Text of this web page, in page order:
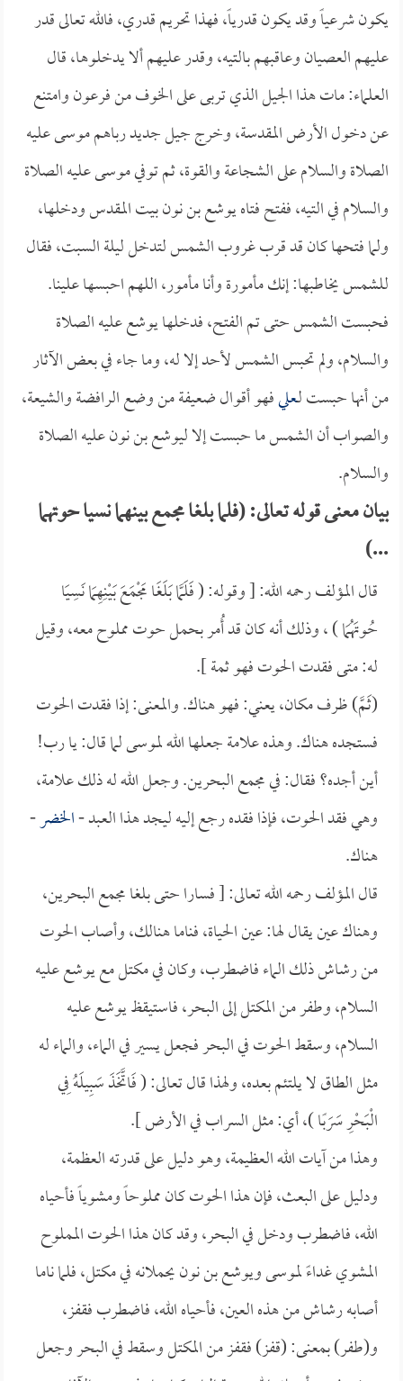
يكون شرعياً وقد يكون قدرياً، فهذا تحريم قدري، فالله تعالى قدر
عليهم العصيان وعاقبهم بالتيه، وقدر عليهم ألا يدخلوها، قال
العلماء: مات هذا الجيل الذي تربى على الخوف من فرعون وامتنع
عن دخول الأرض المقدسة، وخرج جيل جديد رباهم موسى عليه
الصلاة والسلام على الشجاعة والقوة، ثم توفي موسى عليه الصلاة
والسلام في التيه، ففتح فتاه يوشع بن نون بيت المقدس ودخلها،
ولما فتحها كان قد قرب غروب الشمس لتدخل ليلة السبت، فقال
للشمس يخاطبها: إنك مأمورة وأنا مأمور، اللهم احبسها علينا.
فحبست الشمس حتى تم الفتح، فدخلها يوشع عليه الصلاة
والسلام، ولم تحبس الشمس لأحد إلا له، وما جاء في بعض الآثار
من أنها حبست لـعليفهو أقوال ضعيفة من وضع الرافضة والشيعة،
والصواب أن الشمس ما حبست إلا ليوشع بن نون عليه الصلاة
والسلام.
بيان معنى قوله تعالى: (فلما بلغا مجمع بينهما نسيا حوتهما
...)
قال المؤلف رحمه الله: [ وقوله: ( فَلَمَّا بَلَغَا مَجْمَعَ بَيْنِهِمَا نَسِيَا
حُوتَهُمَا ) ، وذلك أنه كان قد أُمر بحمل حوت مملوح معه، وقيل
له: متى فقدت الحوت فهو ثمة ].
(ثَمَّ) ظرف مكان، يعني: فهو هناك. والمعنى: إذا فقدت الحوت
فستجده هناك. وهذه علامة جعلها الله لموسى لما قال: يا رب!
أين أجده؟ فقال: في مجمع البحرين. وجعل الله له ذلك علامة،
وهي فقد الحوت، فإذا فقده رجع إليه ليجد هذا العبد -الخضر-
هناك.
قال المؤلف رحمه الله تعالى: [ فسارا حتى بلغا مجمع البحرين،
وهناك عين يقال لها: عين الحياة، فناما هنالك، وأصاب الحوت
من رشاش ذلك الماء فاضطرب، وكان في مكتل مع يوشع عليه
السلام، وطفر من المكتل إلى البحر، فاستيقظ يوشع عليه
السلام، وسقط الحوت في البحر فجعل يسير في الماء، والماء له
مثل الطاق لا يلتئم بعده، ولهذا قال تعالى: ( فَاتَّخَذَ سَبِيلَهُ فِي
الْبَحْرِ سَرَبًا )، أي: مثل السراب في الأرض ].
وهذا من آيات الله العظيمة، وهو دليل على قدرته العظمة،
ودليل على البعث، فإن هذا الحوت كان مملوحاً ومشوياً فأحياه
الله، فاضطرب ودخل في البحر، وقد كان هذا الحوت المملوح
المشوي غداءً لموسى ويوشع بن نون يحملانه في مكتل، فلما ناما
أصابه رشاش من هذه العين، فأحياه الله، فاضطرب فقفز،
و(طفر) بمعنى: (قفز) فقفز من المكتل وسقط في البحر وجعل